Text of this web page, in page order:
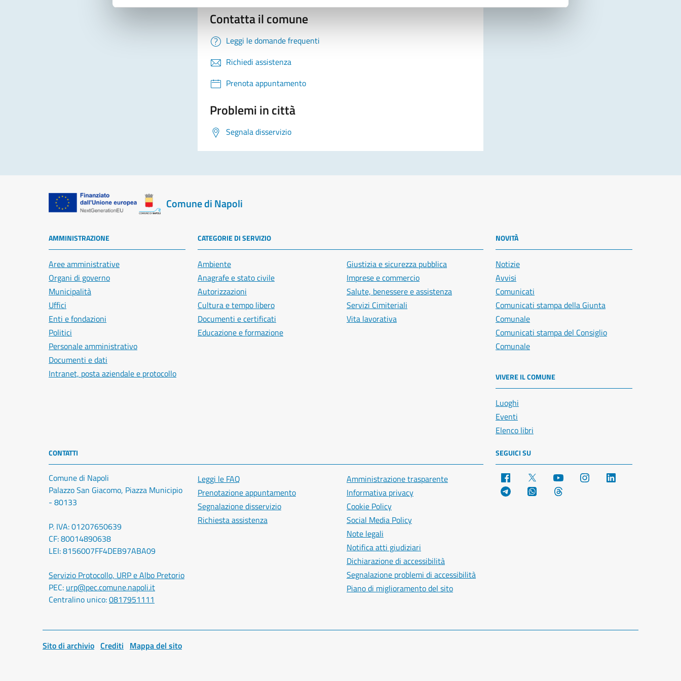
Contatta il comune
Leggi le domande frequenti
Richiedi assistenza
Prenota appuntamento
Problemi in città
Segnala disservizio
Comune di Napoli
AMMINISTRAZIONE
Aree amministrative
Organi di governo
Municipalità
Uffici
Enti e fondazioni
Politici
Personale amministrativo
Documenti e dati
Intranet, posta aziendale e protocollo
CATEGORIE DI SERVIZIO
Ambiente
Anagrafe e stato civile
Autorizzazioni
Cultura e tempo libero
Documenti e certificati
Educazione e formazione
Giustizia e sicurezza pubblica
Imprese e commercio
Salute, benessere e assistenza
Servizi Cimiteriali
Vita lavorativa
NOVITÀ
Notizie
Avvisi
Comunicati
Comunicati stampa della Giunta
Comunale
Comunicati stampa del Consiglio
Comunale
VIVERE IL COMUNE
Luoghi
Eventi
Elenco libri
CONTATTI
Comune di Napoli
Palazzo San Giacomo, Piazza Municipio
- 80133
P. IVA: 01207650639
CF: 80014890638
LEI: 8156007FF4DEB97ABA09
Servizio Protocollo, URP e Albo Pretorio
PEC: urp@pec.comune.napoli.it
Centralino unico:0817951111
Leggi le FAQ
Prenotazione appuntamento
Segnalazione disservizio
Richiesta assistenza
Amministrazione trasparente
Informativa privacy
Cookie Policy
Social Media Policy
Note legali
Notifica atti giudiziari
Dichiarazione di accessibilità
Segnalazione problemi di accessibilità
Piano di miglioramento del sito
SEGUICI SU
Facebook YouTube Instagram
Telegram WhatsApp
Sito di archivio Crediti Mappa del sito